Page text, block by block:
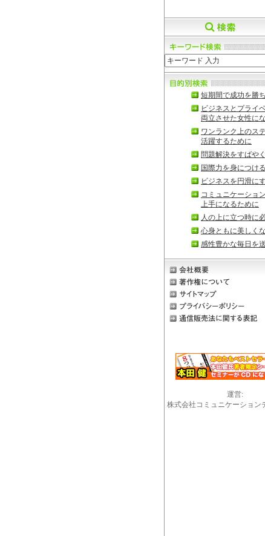
短期間で成功を勝
ビジネスとプライ
両立させた女性に
ワンランク上のス
活躍するために
問題解決をすばや
国際力を身につけ
ビジネスを円滑に
コミュニケーショ
上手になるために
人の上に立つ時に
心身ともに美しく
感性豊かな毎日を
運営:
株式会社コミュニケーション